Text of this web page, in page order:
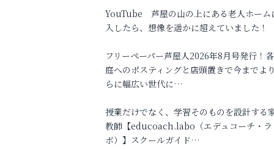
YouTube 芦屋の山の上にある老人ホーム
入したら、想像を遥かに超えていました！
フリーペーパー芦屋人2026年8月号発行！
庭へのポスティングと店頭置きで今までよ
らに幅広い世代に…
授業だけでなく、学習そのものを設計する
教師【educoach.labo（エデュコーチ・ラ
ボ）】スクールガイド…